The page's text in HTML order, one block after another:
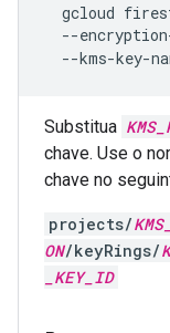
gcloud
--
--kms-key-
Substitua
chave. Use o
chave no
projects/
ON/keyRings/
_KEY_ID